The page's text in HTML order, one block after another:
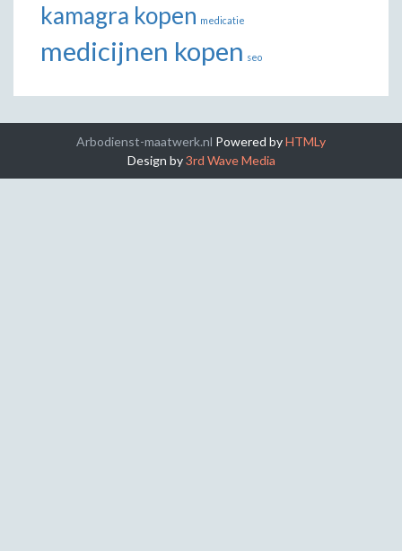
kamagra kopen medicatie
medicijnen kopen seo
Arbodienst-maatwerk.nl Powered byHTMLy
Design by3rd Wave Media